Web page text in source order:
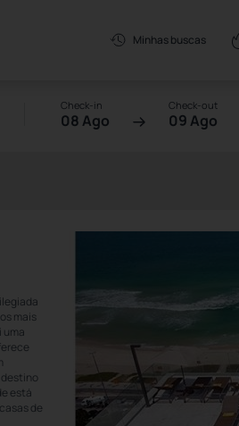
Minhas buscas
Check-in
08 Ago
Check-out
09 Ago
mais
uma
está
de